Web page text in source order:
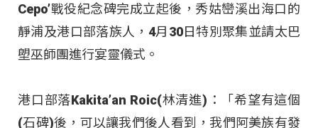
Cepo’戰役紀念碑完成立起後，秀姑巒溪出海口的
靜浦及港口部落族人，4月30日特別聚集並請太巴
塱巫師團進行宴靈儀式。
港口部落Kakita’an Roic(林清進)：「希望有這個
(石碑)後，可以讓我們後人看到，我們阿美族有發